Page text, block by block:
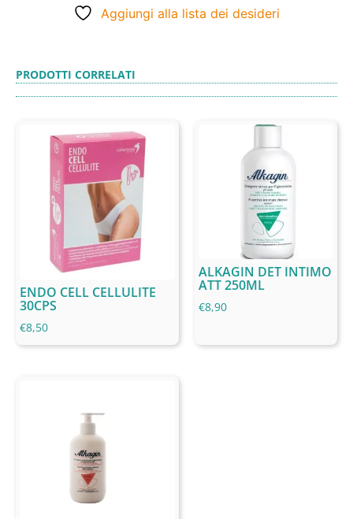
Aggiungi alla lista dei desideri
PRODOTTI CORRELATI
ENDO CELL CELLULITE
30CPS
€8,50
ALKAGIN DET INTIMO
ATT 250ML
€8,90